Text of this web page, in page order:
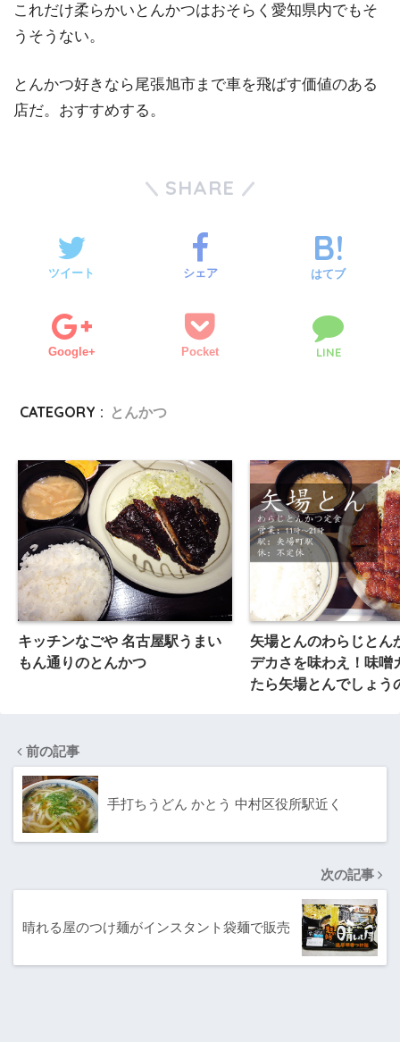
これだけ柔らかいとんかつはおそらく愛知県内でもそ
うそうない。
とんかつ好きなら尾張旭市まで車を飛ばす価値のある
店だ。おすすめする。
SHARE
ツイート シェア はてブ
Google+ Pocket LINE
CATEGORY : とんかつ
キッチンなごや 名古屋駅うまい
もん通りのとんかつ
矢場とんのわらじとん
デカさを味わえ！味噌
たら矢場とんでしょう
前の記事
手打ちうどん かとう 中村区役所駅近く
次の記事
晴れる屋のつけ麺がインスタント袋麺で販売